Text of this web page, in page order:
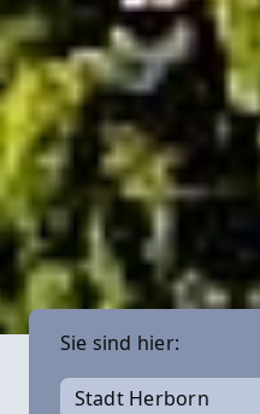
Sie sind hier:
Stadt Herborn